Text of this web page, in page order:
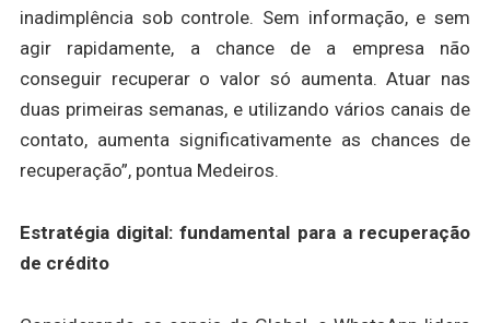
inadimplência sob controle. Sem informação, e sem
agir rapidamente, a chance de a empresa não
conseguir recuperar o valor só aumenta. Atuar nas
duas primeiras semanas, e utilizando vários canais de
contato, aumenta significativamente as chances de
recuperação”, pontua Medeiros.
Estratégia digital: fundamental para a recuperação
de crédito